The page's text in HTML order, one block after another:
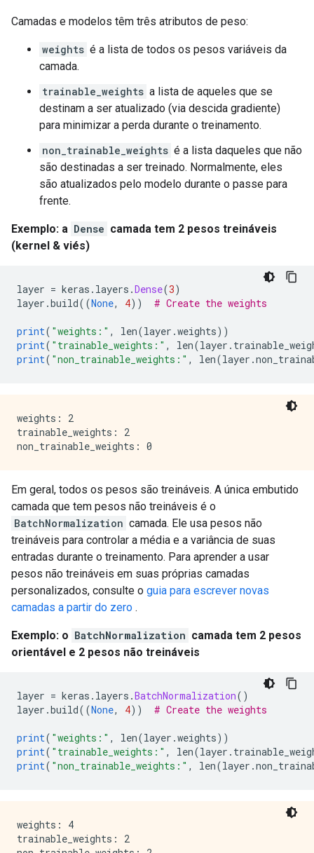
Camadas e modelos têm três atributos de peso:
weights é a lista de todos os pesos variáveis da
camada.
trainable_weights a lista de aqueles que se
destinam a ser atualizado (via descida gradiente)
para minimizar a perda durante o treinamento.
non_trainable_weights é a lista daqueles que não
são destinadas a ser treinado. Normalmente, eles
são atualizados pelo modelo durante o passe para
frente.
Exemplo: a Dense camada tem 2 pesos treináveis
(kernel & viés)
layer = keras . layers .Dense(3)
layer .build((None, 4)) # Create the weights
print( "weights:" , len(layer .weights))
print( "trainable_weights:" , len(layer .
print( "non_trainable_weights:" , len(layer .
weights: 2
trainable_weights: 2
Em geral, todos os pesos são treináveis. A única embutido
camada que tem pesos não treináveis é o
BatchNormalization camada. Ele usa pesos não
treináveis ​​para controlar a média e a variância de suas
entradas durante o treinamento. Para aprender a usar
pesos não treináveis em suas próprias camadas
personalizados, consulte o guia para escrever novas
camadas a partir do zero .
Exemplo: o BatchNormalization camada tem 2 pesos
orientável e 2 pesos não treináveis
layer = keras . layers .BatchNormalization()
layer .build((None, 4)) # Create the weights
print( "weights:" , len(layer .weights))
print( "trainable_weights:" , len(layer .
print( "non_trainable_weights:" , len(layer .
weights: 4
trainable_weights: 2